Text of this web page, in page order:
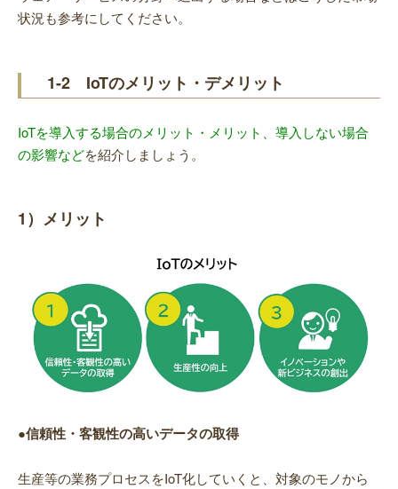
状況も参考にしてください。
1-2 IoTのメリット・デメリット
IoTを導入する場合のメリット・メリット、導入しない場合
の影響などを紹介しましょう。
1）メリット
●信頼性・客観性の高いデータの取得
生産等の業務プロセスをIoT化していくと、対象のモノから